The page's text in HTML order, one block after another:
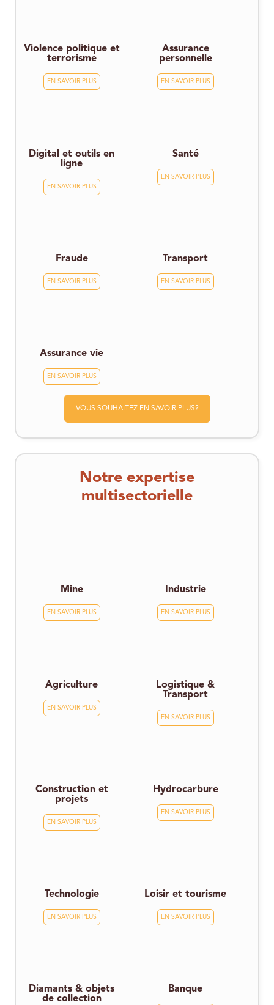
Violence politique et
terrorisme
EN SAVOIR PLUS
Assurance
personnelle
EN SAVOIR PLUS
Digital et outils en
ligne
EN SAVOIR PLUS
Santé
EN SAVOIR PLUS
Fraude
EN SAVOIR PLUS
Transport
EN SAVOIR PLUS
Assurance vie
EN SAVOIR PLUS
VOUS SOUHAITEZ EN SAVOIR PLUS?
Notre expertise
multisectorielle
Mine
EN SAVOIR PLUS
Industrie
EN SAVOIR PLUS
Agriculture
EN SAVOIR PLUS
Logistique &
Transport
EN SAVOIR PLUS
Construction et
projets
EN SAVOIR PLUS
Hydrocarbure
EN SAVOIR PLUS
Technologie
EN SAVOIR PLUS
Loisir et tourisme
EN SAVOIR PLUS
Diamants & objets
de collection
Banque